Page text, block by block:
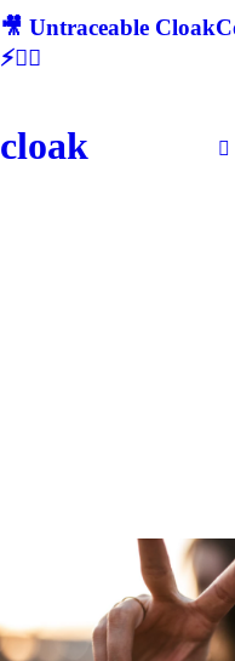
🎥 Untraceable
⚡🕵‍♂
cloak